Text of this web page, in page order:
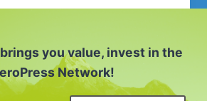
you value, invest in the
Network!